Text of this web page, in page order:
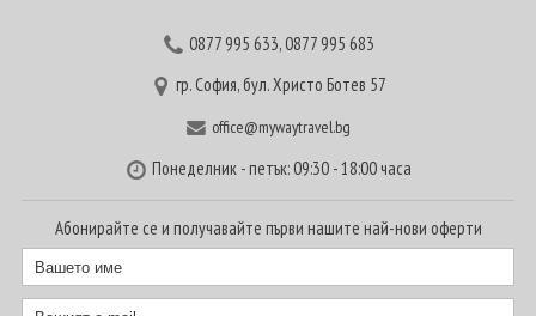
0877 995 633,0877 995 683
гр. София, бул. Христо Ботев 57
office@mywaytravel.bg
Понеделник - петък: 09:30 - 18:00 часа
Абонирайте се и получавайте първи нашите най-нови оферти